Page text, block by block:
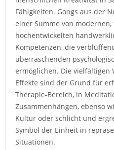
Fähigkeiten. Gongs aus der
einer Summe von
hochentwickelten
Kompetenzen, die
überraschenden
ermöglichen. Die vielfältigen
Effekte sind der Grund für
Therapie-Bereich, in
Zusammenhängen, ebenso
Kultur oder schlicht und
Symbol der Einheit in
Situationen.